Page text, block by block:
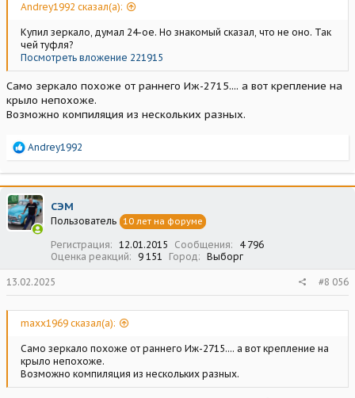
Andrey1992 сказал(а):
Купил зеркало, думал 24-ое. Но знакомый сказал, что не оно. Так
чей туфля?
Посмотреть вложение 221915
Само зеркало похоже от раннего Иж-2715.... а вот крепление на
крыло непохоже.
Возможно компиляция из нескольких разных.
Р
а
к
ц
и
и
Andrey1992
СЭМ
Пользователь 10 лет на форуме
Регистрация 12.01.2015 Сообщения
4 796
Оценка реакций
9 151 Город Выборг
13.02.2025 #8 056
maxx1969 сказал(а):
Само зеркало похоже от раннего Иж-2715.... а вот крепление на
крыло непохоже.
Возможно компиляция из нескольких разных.